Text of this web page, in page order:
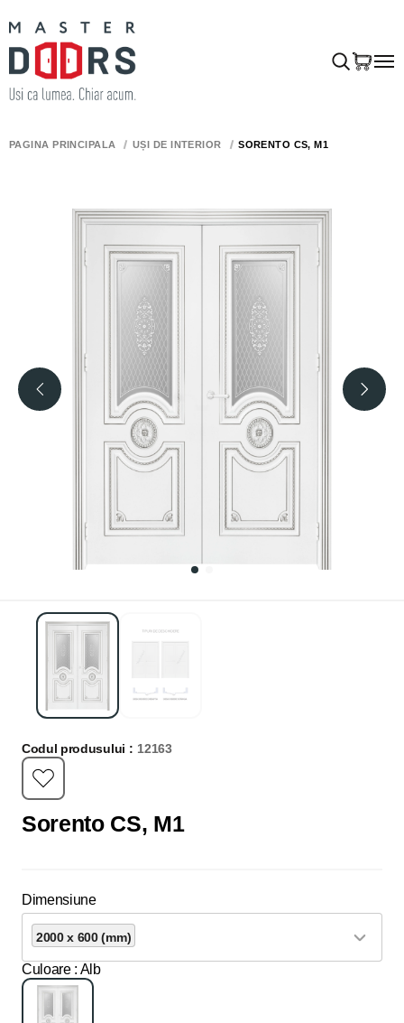
PAGINA PRINCIPALĂ UȘI DE INTERIOR SORENTO CS, M1
Codul produsului : 12163
Sorento CS, M1
Dimensiune
2000 x 600 (mm)
Culoare : Alb